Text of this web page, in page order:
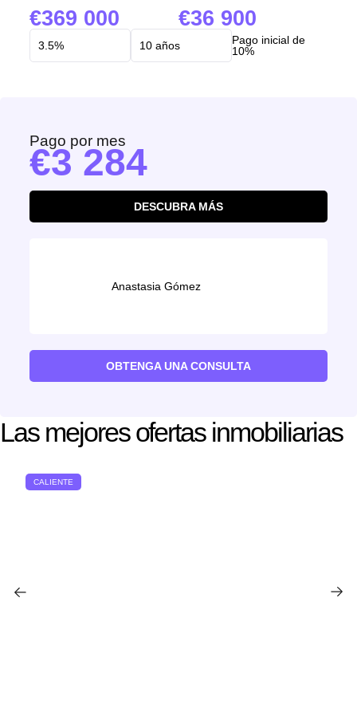
369 000 36 900
Pago inicial de
10%
Pago por mes
3 284
DESCUBRA MÁS
Anastasia Gómez
OBTENGA UNA CONSULTA
Las mejores ofertas inmobiliarias
CALIENTE